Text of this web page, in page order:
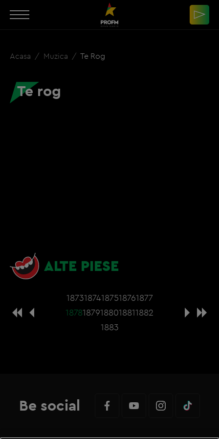
Acasa Muzica Te Rog
Te rog
ALTE PIESE
18731874187518761877
18781879188018811882
1883
Be social